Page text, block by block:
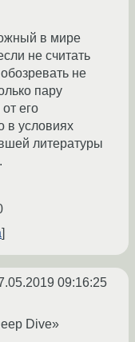
в мире
не считать
не
пару
его
в условиях
литературы
09:16:25
Dive»